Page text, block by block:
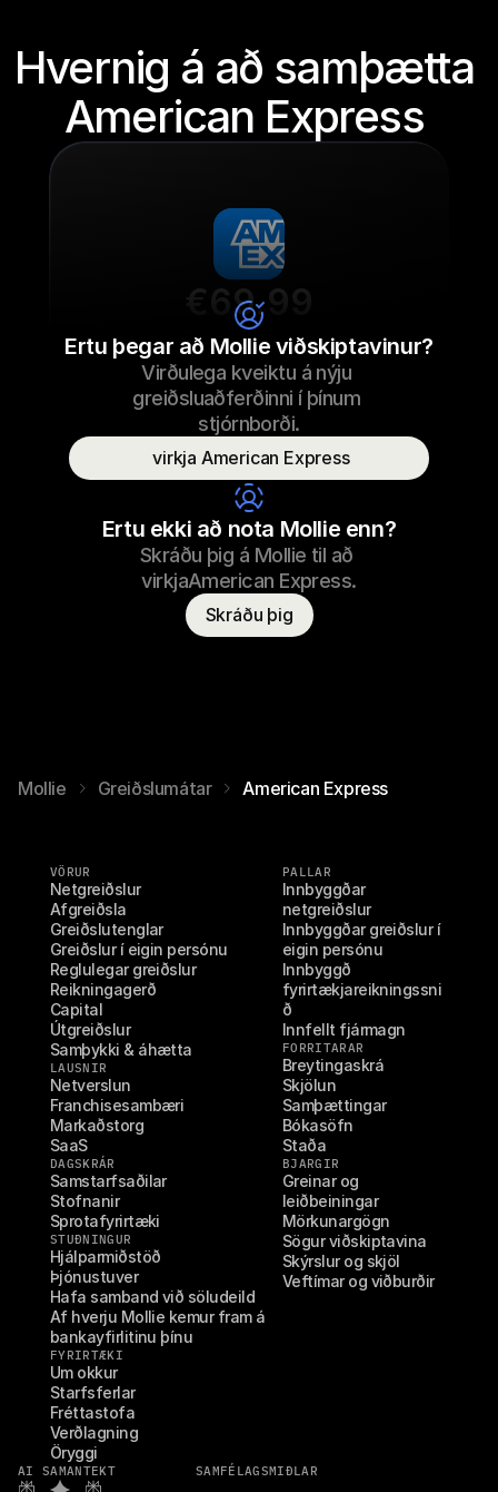
Hvernig á að samþætta
American Express
€69.99
Sneaker snúrur
Sneaker snúrur
23/09/2022 17:29
Nafn neytanda T. Otter
Ertu þegar að Mollie viðskiptavinur?
Virðulega kveiktu á nýju
greiðsluaðferðinni í þínum
stjórnborði.
virkja American Express
Ertu ekki að nota Mollie enn?
Skráðu þig á Mollie til að
virkjaAmerican Express.
Skráðu þig
Mollie Greiðslumátar American Express
VÖRUR
Netgreiðslur
Afgreiðsla
Greiðslutenglar
Greiðslur í eigin persónu
Reglulegar greiðslur
Reikningagerð
Capital
Útgreiðslur
Samþykki & áhætta
LAUSNIR
Netverslun
Franchisesambæri
Markaðstorg
SaaS
DAGSKRÁR
Samstarfsaðilar
Stofnanir
Sprotafyrirtæki
STUÐNINGUR
Hjálparmiðstöð
Þjónustuver
Hafa samband við söludeild
Af hverju Mollie kemur fram á
bankayfirlitinu þínu
FYRIRTÆKI
Um okkur
Starfsferlar
Fréttastofa
Verðlagning
Öryggi
PALLAR
Innbyggðar
netgreiðslur
Innbyggðar greiðslur í
eigin persónu
Innbyggð
fyrirtækjareikningssni
ð
Innfellt fjármagn
FORRITARAR
Breytingaskrá
Skjölun
Samþættingar
Bókasöfn
Staða
BJARGIR
Greinar og
leiðbeiningar
Mörkunargögn
Sögur viðskiptavina
Skýrslur og skjöl
Veftímar og viðburðir
AI SAMANTEKT SAMFÉLAGSMIÐLAR